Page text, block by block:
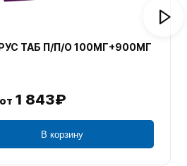
ТАБ П/П/О 100МГ+900МГ
1 843₽
В корзину